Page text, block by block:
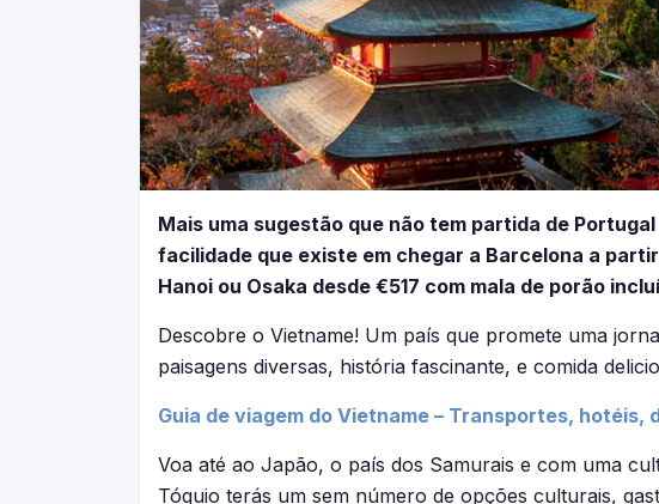
Mais uma sugestão que não tem partida de
facilidade que existe em chegar a Barcelona a
Hanoi ou Osaka desde €517 com mala de porão
Descobre o Vietname! Um país que promete uma
paisagens diversas, história fascinante, e comida
Guia de viagem do Vietname – Transportes, hotéis,
Voa até ao Japão, o país dos Samurais e com uma
Tóquio terás um sem número de opções culturais,